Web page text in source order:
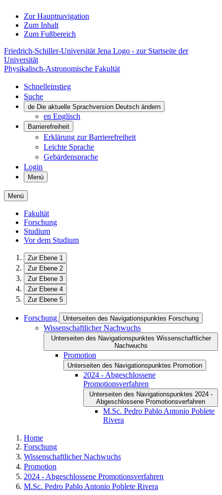
Zur Hauptnavigation
Zum Inhalt
Zum Fußbereich
Friedrich-Schiller-Universität Jena Logo - zur Startseite der
Universität
Physikalisch-Astronomische Fakultät
Schnelleinstieg
Suche
de Die aktuelle Sprachversion Deutsch ändern
en Englisch
Barrierefreiheit
Erklärung zur Barrierefreiheit
Leichte Sprache
Gebärdensprache
Login
Menü
Menü
Fakultät
Forschung
Studium
Vor dem Studium
Zur Ebene 1
Zur Ebene 2
Zur Ebene 3
Zur Ebene 4
Zur Ebene 5
Forschung Unterseiten des Navigationspunktes Forschung
Wissenschaftlicher Nachwuchs
Unterseiten des Navigationspunktes Wissenschaftlicher
Nachwuchs
Promotion
Unterseiten des Navigationspunktes Promotion
2024 - Abgeschlossene
Promotionsverfahren
Unterseiten des Navigationspunktes 2024 -
Abgeschlossene Promotionsverfahren
M.Sc. Pedro Pablo Antonio Poblete
Rivera
Home
Forschung
Wissenschaftlicher Nachwuchs
Promotion
2024 - Abgeschlossene Promotionsverfahren
M.Sc. Pedro Pablo Antonio Poblete Rivera